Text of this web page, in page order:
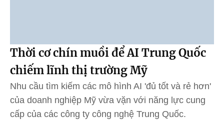
Thời cơ chín muồi để AI Trung Quốc
chiếm lĩnh thị trường Mỹ
Nhu cầu tìm kiếm các mô hình AI 'đủ tốt và rẻ hơn'
của doanh nghiệp Mỹ vừa vặn với năng lực cung
cấp của các công ty công nghệ Trung Quốc.